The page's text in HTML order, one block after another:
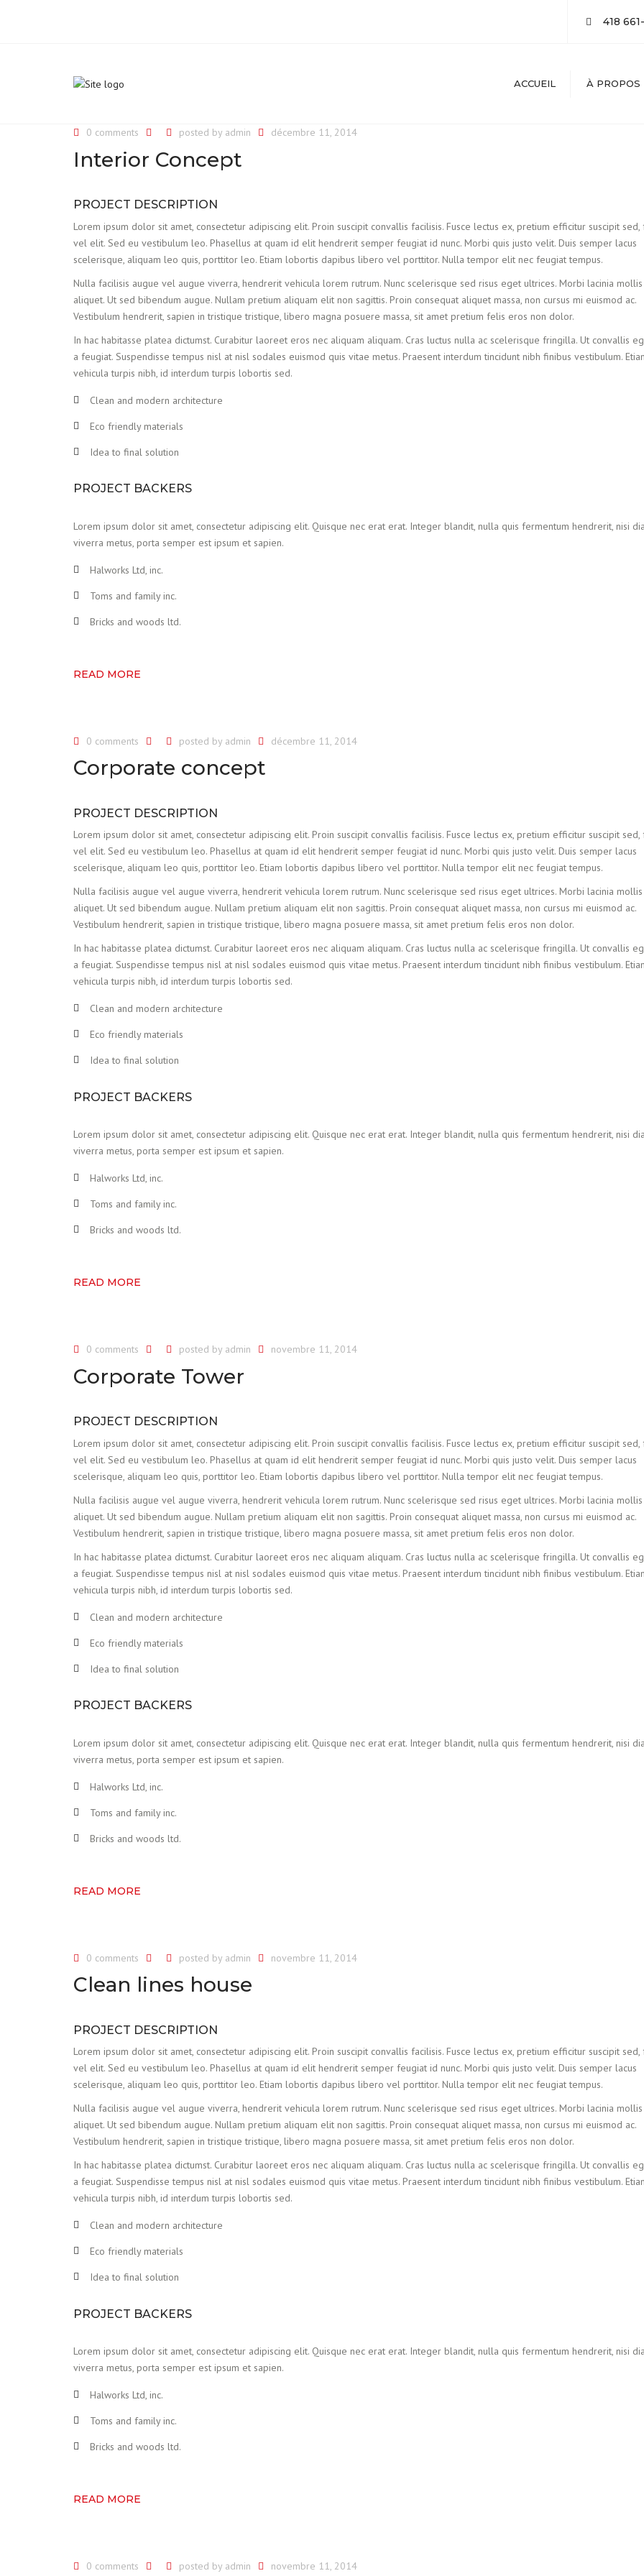
418
ACCUEIL À PROPOS
0 comments posted by admin décembre 11, 2014
Interior Concept
PROJECT DESCRIPTION
Lorem ipsum dolor sit amet, consectetur adipiscing elit. Proin suscipit convallis facilisis. Fusce lectus ex, pretium efficitur suscipit sed,
vel elit. Sed eu vestibulum leo. Phasellus at quam id elit hendrerit semper feugiat id nunc. Morbi quis justo velit. Duis semper lacus
scelerisque, aliquam leo quis, porttitor leo. Etiam lobortis dapibus libero vel porttitor. Nulla tempor elit nec feugiat tempus.
Nulla facilisis augue vel augue viverra, hendrerit vehicula lorem rutrum. Nunc scelerisque sed risus eget ultrices. Morbi lacinia
aliquet. Ut sed bibendum augue. Nullam pretium aliquam elit non sagittis. Proin consequat aliquet massa, non cursus mi euismod ac.
Vestibulum hendrerit, sapien in tristique tristique, libero magna posuere massa, sit amet pretium felis eros non dolor.
In hac habitasse platea dictumst. Curabitur laoreet eros nec aliquam aliquam. Cras luctus nulla ac scelerisque fringilla. Ut convallis
a feugiat. Suspendisse tempus nisl at nisl sodales euismod quis vitae metus. Praesent interdum tincidunt nibh finibus vestibulum.
vehicula turpis nibh, id interdum turpis lobortis sed.
Clean and modern architecture
Eco friendly materials
Idea to final solution
PROJECT BACKERS
Lorem ipsum dolor sit amet, consectetur adipiscing elit. Quisque nec erat erat. Integer blandit, nulla quis fermentum hendrerit, nisi
viverra metus, porta semper est ipsum et sapien.
Halworks Ltd, inc.
Toms and family inc.
Bricks and woods ltd.
READ MORE
0 comments posted by admin décembre 11, 2014
Corporate concept
PROJECT DESCRIPTION
Lorem ipsum dolor sit amet, consectetur adipiscing elit. Proin suscipit convallis facilisis. Fusce lectus ex, pretium efficitur suscipit sed,
vel elit. Sed eu vestibulum leo. Phasellus at quam id elit hendrerit semper feugiat id nunc. Morbi quis justo velit. Duis semper lacus
scelerisque, aliquam leo quis, porttitor leo. Etiam lobortis dapibus libero vel porttitor. Nulla tempor elit nec feugiat tempus.
Nulla facilisis augue vel augue viverra, hendrerit vehicula lorem rutrum. Nunc scelerisque sed risus eget ultrices. Morbi lacinia
aliquet. Ut sed bibendum augue. Nullam pretium aliquam elit non sagittis. Proin consequat aliquet massa, non cursus mi euismod ac.
Vestibulum hendrerit, sapien in tristique tristique, libero magna posuere massa, sit amet pretium felis eros non dolor.
In hac habitasse platea dictumst. Curabitur laoreet eros nec aliquam aliquam. Cras luctus nulla ac scelerisque fringilla. Ut convallis
a feugiat. Suspendisse tempus nisl at nisl sodales euismod quis vitae metus. Praesent interdum tincidunt nibh finibus vestibulum.
vehicula turpis nibh, id interdum turpis lobortis sed.
Clean and modern architecture
Eco friendly materials
Idea to final solution
PROJECT BACKERS
Lorem ipsum dolor sit amet, consectetur adipiscing elit. Quisque nec erat erat. Integer blandit, nulla quis fermentum hendrerit, nisi
viverra metus, porta semper est ipsum et sapien.
Halworks Ltd, inc.
Toms and family inc.
Bricks and woods ltd.
READ MORE
0 comments posted by admin novembre 11, 2014
Corporate Tower
PROJECT DESCRIPTION
Lorem ipsum dolor sit amet, consectetur adipiscing elit. Proin suscipit convallis facilisis. Fusce lectus ex, pretium efficitur suscipit sed,
vel elit. Sed eu vestibulum leo. Phasellus at quam id elit hendrerit semper feugiat id nunc. Morbi quis justo velit. Duis semper lacus
scelerisque, aliquam leo quis, porttitor leo. Etiam lobortis dapibus libero vel porttitor. Nulla tempor elit nec feugiat tempus.
Nulla facilisis augue vel augue viverra, hendrerit vehicula lorem rutrum. Nunc scelerisque sed risus eget ultrices. Morbi lacinia
aliquet. Ut sed bibendum augue. Nullam pretium aliquam elit non sagittis. Proin consequat aliquet massa, non cursus mi euismod ac.
Vestibulum hendrerit, sapien in tristique tristique, libero magna posuere massa, sit amet pretium felis eros non dolor.
In hac habitasse platea dictumst. Curabitur laoreet eros nec aliquam aliquam. Cras luctus nulla ac scelerisque fringilla. Ut convallis
a feugiat. Suspendisse tempus nisl at nisl sodales euismod quis vitae metus. Praesent interdum tincidunt nibh finibus vestibulum.
vehicula turpis nibh, id interdum turpis lobortis sed.
Clean and modern architecture
Eco friendly materials
Idea to final solution
PROJECT BACKERS
Lorem ipsum dolor sit amet, consectetur adipiscing elit. Quisque nec erat erat. Integer blandit, nulla quis fermentum hendrerit, nisi
viverra metus, porta semper est ipsum et sapien.
Halworks Ltd, inc.
Toms and family inc.
Bricks and woods ltd.
READ MORE
0 comments posted by admin novembre 11, 2014
Clean lines house
PROJECT DESCRIPTION
Lorem ipsum dolor sit amet, consectetur adipiscing elit. Proin suscipit convallis facilisis. Fusce lectus ex, pretium efficitur suscipit sed,
vel elit. Sed eu vestibulum leo. Phasellus at quam id elit hendrerit semper feugiat id nunc. Morbi quis justo velit. Duis semper lacus
scelerisque, aliquam leo quis, porttitor leo. Etiam lobortis dapibus libero vel porttitor. Nulla tempor elit nec feugiat tempus.
Nulla facilisis augue vel augue viverra, hendrerit vehicula lorem rutrum. Nunc scelerisque sed risus eget ultrices. Morbi lacinia
aliquet. Ut sed bibendum augue. Nullam pretium aliquam elit non sagittis. Proin consequat aliquet massa, non cursus mi euismod ac.
Vestibulum hendrerit, sapien in tristique tristique, libero magna posuere massa, sit amet pretium felis eros non dolor.
In hac habitasse platea dictumst. Curabitur laoreet eros nec aliquam aliquam. Cras luctus nulla ac scelerisque fringilla. Ut convallis
a feugiat. Suspendisse tempus nisl at nisl sodales euismod quis vitae metus. Praesent interdum tincidunt nibh finibus vestibulum.
vehicula turpis nibh, id interdum turpis lobortis sed.
Clean and modern architecture
Eco friendly materials
Idea to final solution
PROJECT BACKERS
Lorem ipsum dolor sit amet, consectetur adipiscing elit. Quisque nec erat erat. Integer blandit, nulla quis fermentum hendrerit, nisi
viverra metus, porta semper est ipsum et sapien.
Halworks Ltd, inc.
Toms and family inc.
Bricks and woods ltd.
READ MORE
0 comments posted by admin novembre 11, 2014